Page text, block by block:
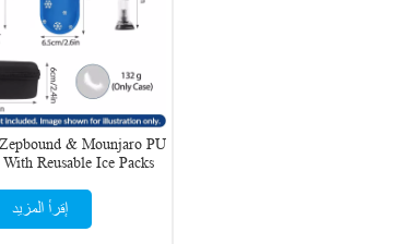
& Mounjaro PU
Reusable Ice Packs
إقرأ المزيد